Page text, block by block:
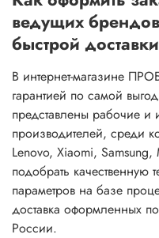
ведущих
быстрой
В интернет-магазине
гарантией по самой
представлены рабочие и
производителей, среди
Lenovo, Xiaomi,
подобрать
параметров на базе
доставка оформленных
России.